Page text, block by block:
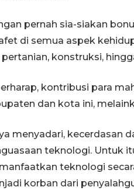
pernah sia-siakan
di semua aspek
pertanian, konstruksi,
kontribusi para
dan kota ini,
menyadari, kecerdasan
teknologi. Untuk
teknologi
korban dari